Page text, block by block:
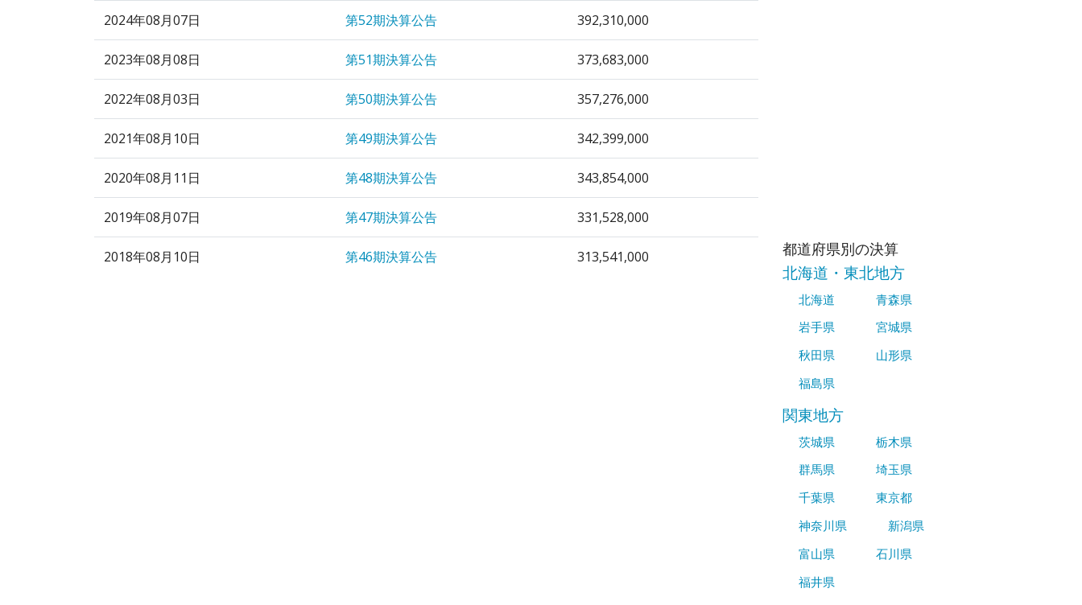
2024年08月07日 第52期決算公告 392,310,000
2023年08月08日 第51期決算公告 373,683,000
2022年08月03日 第50期決算公告 357,276,000
2021年08月10日 第49期決算公告 342,399,000
2020年08月11日 第48期決算公告 343,854,000
2019年08月07日 第47期決算公告 331,528,000
2018年08月10日 第46期決算公告 313,541,000 都道府県別の決算
北海道・東北地方
北海道
青森県
岩手県
宮城県
秋田県
山形県
福島県
関東地方
茨城県
栃木県
群馬県
埼玉県
千葉県
東京都
神奈川県
新潟県
富山県
石川県
福井県